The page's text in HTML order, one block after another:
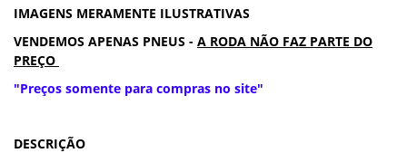
IMAGENS MERAMENTE ILUSTRATIVAS
VENDEMOS APENAS PNEUS - A RODA NÃO FAZ PARTE DO
PREÇO
"Preços somente para compras no site"
DESCRIÇÃO